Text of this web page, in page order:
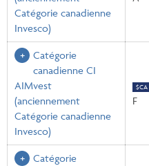
Catégorie canadienne
Invesco)
Catégorie
canadienne CI
AIMvest
(anciennement
Catégorie canadienne
Invesco)
$CA
F
Catégorie